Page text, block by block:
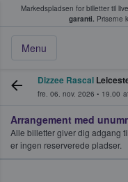
Markedspladsen for billetter til
garanti. Priserne
Menu
køber og
Dizzee Rascal
fre. 06. nov. 2026 • 19.00
Arrangement med
Alle billetter giver dig adgang
er ingen reserverede pladser.